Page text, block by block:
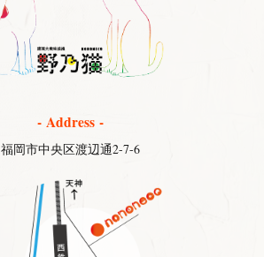
- Address -
福岡市中央区渡辺通2-7-6